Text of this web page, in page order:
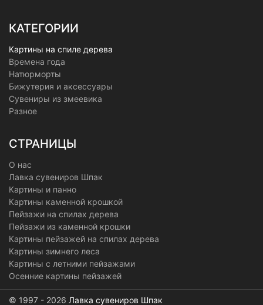
КАТЕГОРИИ
Картины на спиле дерева
Времена года
Натюрморты
Бижутерия и аксессуары
Сувениры из змеевика
Разное
СТРАНИЦЫ
О нас
Лавка сувениров Шпак
Картины и панно
Картины каменной крошкой
Пейзажи на спилах дерева
Пейзажи из каменной крошки
Картины пейзажей на спилах дерева
Картины зимнего леса
Картины с летними пейзажами
Осенние картины пейзажей
© 1997 - 2026 Лавка сувениров Шпак